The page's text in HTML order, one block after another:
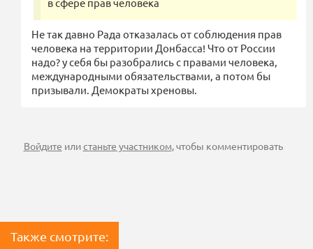
Не так давно Рада отказалась от соблюдения прав
человека на территории Донбасса! Что от России
надо? у себя бы разобрались с правами человека,
международными обязательствами, а потом бы
призывали. Демократы хреновы.
Войдите илистаньте участником, чтобы комментировать
Также смотрите: